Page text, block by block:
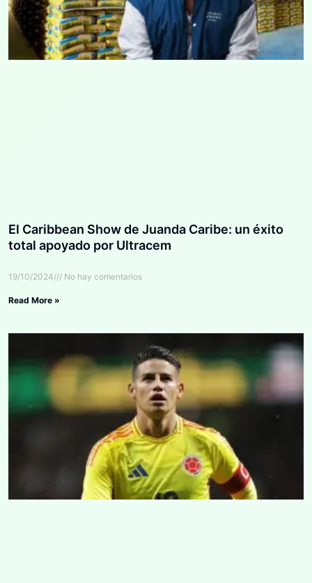
El Caribbean Show de Juanda Caribe: un éxito
total apoyado por Ultracem
19/10/2024 No hay comentarios
Read More »